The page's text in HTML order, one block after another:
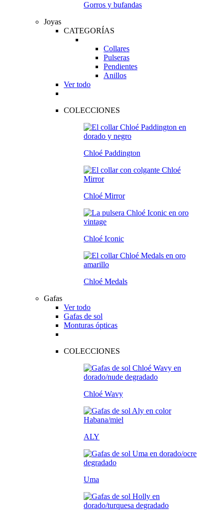
Gorros y bufandas
Joyas
CATEGORÍAS
Collares
Pulseras
Pendientes
Anillos
Ver todo
COLECCIONES
Chloé Paddington
Chloé Mirror
Chloé Iconic
Chloé Medals
Gafas
Ver todo
Gafas de sol
Monturas ópticas
COLECCIONES
Chloé Wavy
ALY
Uma